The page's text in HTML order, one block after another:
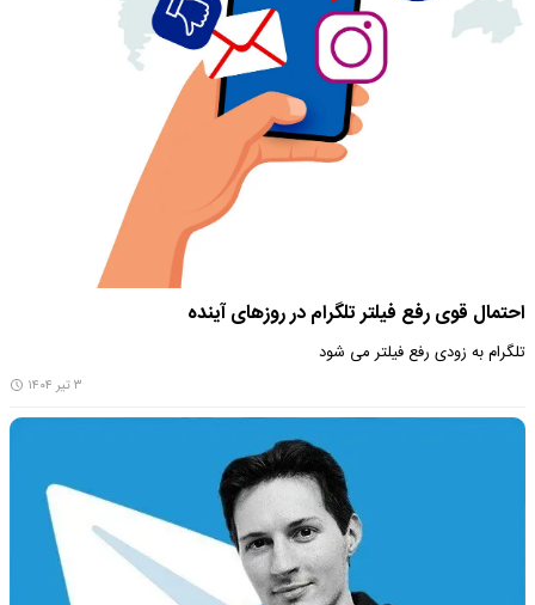
احتمال قوی رفع فیلتر تلگرام در روزهای آینده
تلگرام به زودی رفع فیلتر می شود
۳ تیر ۱۴۰۴